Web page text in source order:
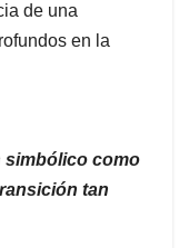
de una
en la
simbólico como
tan